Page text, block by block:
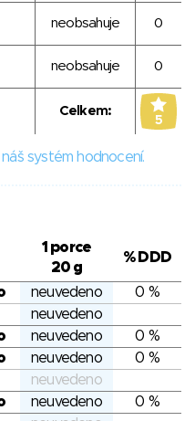
neobsahuje 0
neobsahuje 0
Celkem:
5
systém hodnocení.
1 porce
20 g
% DDD
neuvedeno
0 %
neuvedeno
neuvedeno
0 %
neuvedeno
0 %
neuvedeno
neuvedeno
0 %